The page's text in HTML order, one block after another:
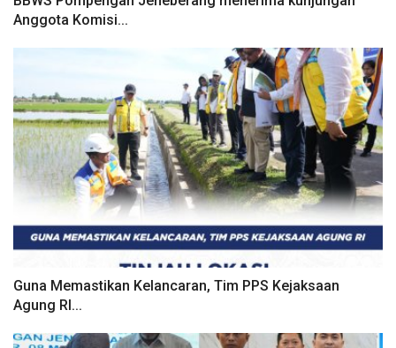
Anggota Komisi...
Guna Memastikan Kelancaran, Tim PPS Kejaksaan
Agung RI...